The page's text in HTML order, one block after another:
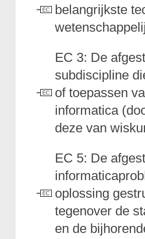
EC
belangrijkste
EC
EC 3: De
subdiscipline
of toepassen
informatica
deze van
EC
EC 5: De
oplossing
tegenover de
en de